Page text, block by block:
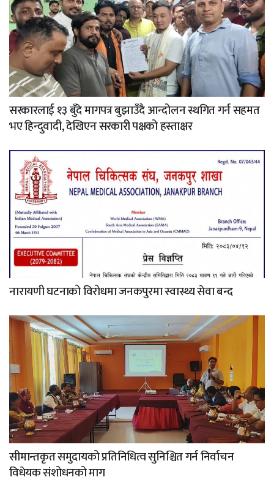
सरकारलाई १३ बुँदे मागपत्र बुझाउँदै आन्दोलन स्थगित गर्न सहमत
भए हिन्दुवादी, देखिएन सरकारी पक्षको हस्ताक्षर
नारायणी घटनाको विरोधमा जनकपुरमा स्वास्थ्य सेवा बन्द
सीमान्तकृत समुदायको प्रतिनिधित्व सुनिश्चित गर्न निर्वाचन
विधेयक संशोधनको माग